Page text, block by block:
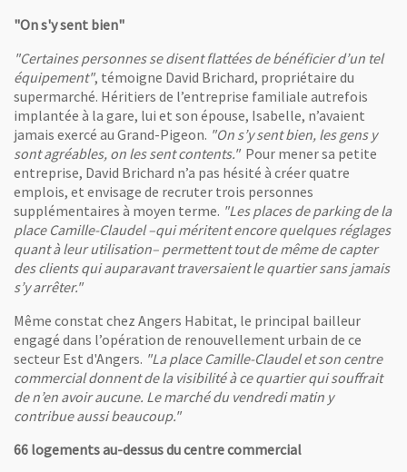
"On s'y sent bien"
"Certaines personnes se disent flattées de bénéficier d’un tel
équipement", témoigne David Brichard, propriétaire du
supermarché. Héritiers de l’entreprise familiale autrefois
implantée à la gare, lui et son épouse, Isabelle, n’avaient
jamais exercé au Grand-Pigeon. "On s’y sent bien, les gens y
sont agréables, on les sent contents." Pour mener sa petite
entreprise, David Brichard n’a pas hésité à créer quatre
emplois, et envisage de recruter trois personnes
supplémentaires à moyen terme. "Les places de parking de la
place Camille-Claudel –qui méritent encore quelques réglages
quant à leur utilisation– permettent tout de même de capter
des clients qui auparavant traversaient le quartier sans jamais
s’y arrêter."
Même constat chez Angers Habitat, le principal bailleur
engagé dans l’opération de renouvellement urbain de ce
secteur Est d'Angers. "La place Camille-Claudel et son centre
commercial donnent de la visibilité à ce quartier qui souffrait
de n’en avoir aucune. Le marché du vendredi matin y
contribue aussi beaucoup."
66 logements au-dessus du centre commercial